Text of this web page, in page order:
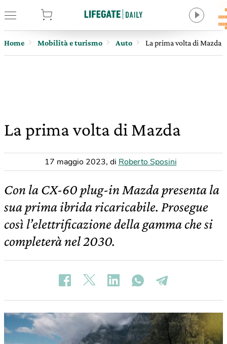
Home Mobilità e turismo Auto La prima volta di Mazda
La prima volta di Mazda
17 maggio 2023, di Roberto Sposini
Con la CX-60 plug-in Mazda presenta la
sua prima ibrida ricaricabile. Prosegue
così l’elettrificazione della gamma che si
completerà nel 2030.